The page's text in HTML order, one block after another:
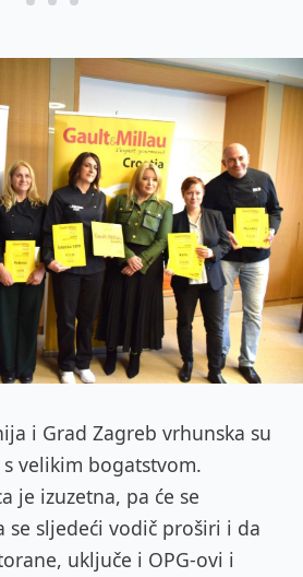
i Grad Zagreb vrhunska su
velikim bogatstvom.
je izuzetna, pa će se
sljedeći vodič proširi i da
uključe i OPG-ovi i